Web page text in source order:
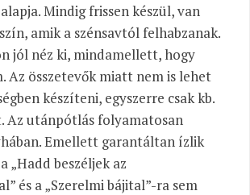
Mindig frissen készül, van
amik a szénsavtól felhabzanak.
jól néz ki, mindamellett, hogy
Az összetevők miatt nem is lehet
készíteni, egyszerre csak kb.
Az utánpótlás folyamatosan
Emellett garantáltan ízlik
„Hadd beszéljek az
és a „Szerelmi bájital”-ra sem